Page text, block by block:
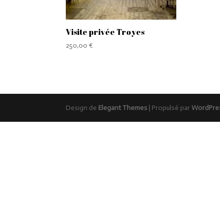
Visite privée Troyes
250,00€
Design de Elegant Themes | Propulsé par